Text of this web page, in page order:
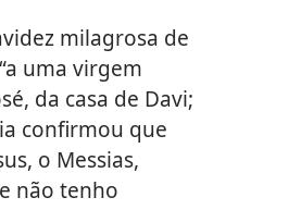
milagrosa de
uma virgem
da casa de Davi;
confirmou que
o Messias,
não tenho